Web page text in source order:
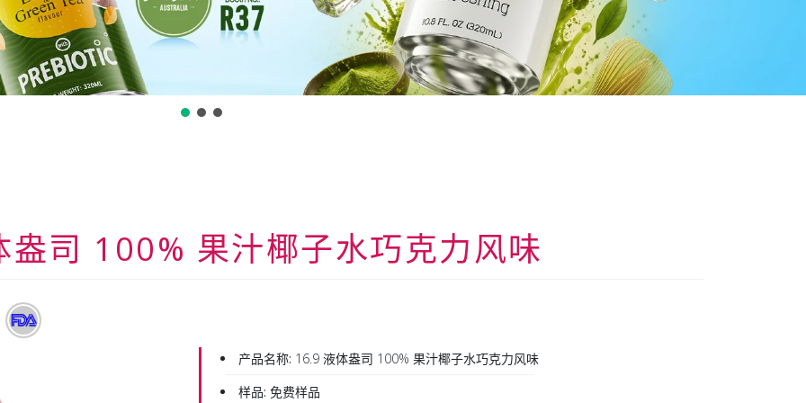
司 100% 果汁椰子水巧克力风味
产品名称: 16.9 液体盎司 100% 果汁椰子水巧克力风味
样品: 免费样品